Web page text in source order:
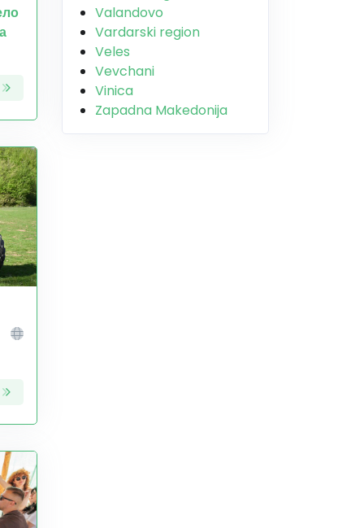
Valandovo
Vardarski region
Veles
Vevchani
Vinica
Zapadna Makedonija